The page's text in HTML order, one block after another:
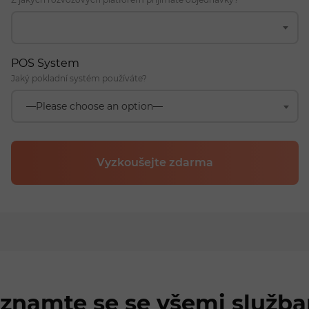
POS System
Jaký pokladní systém používáte?
—Please choose an option—
Vyzkoušejte zdarma
se se všemi